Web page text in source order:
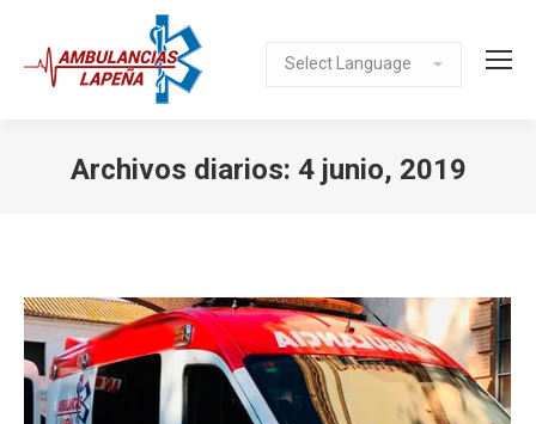
Archivos diarios: 4 junio, 2019